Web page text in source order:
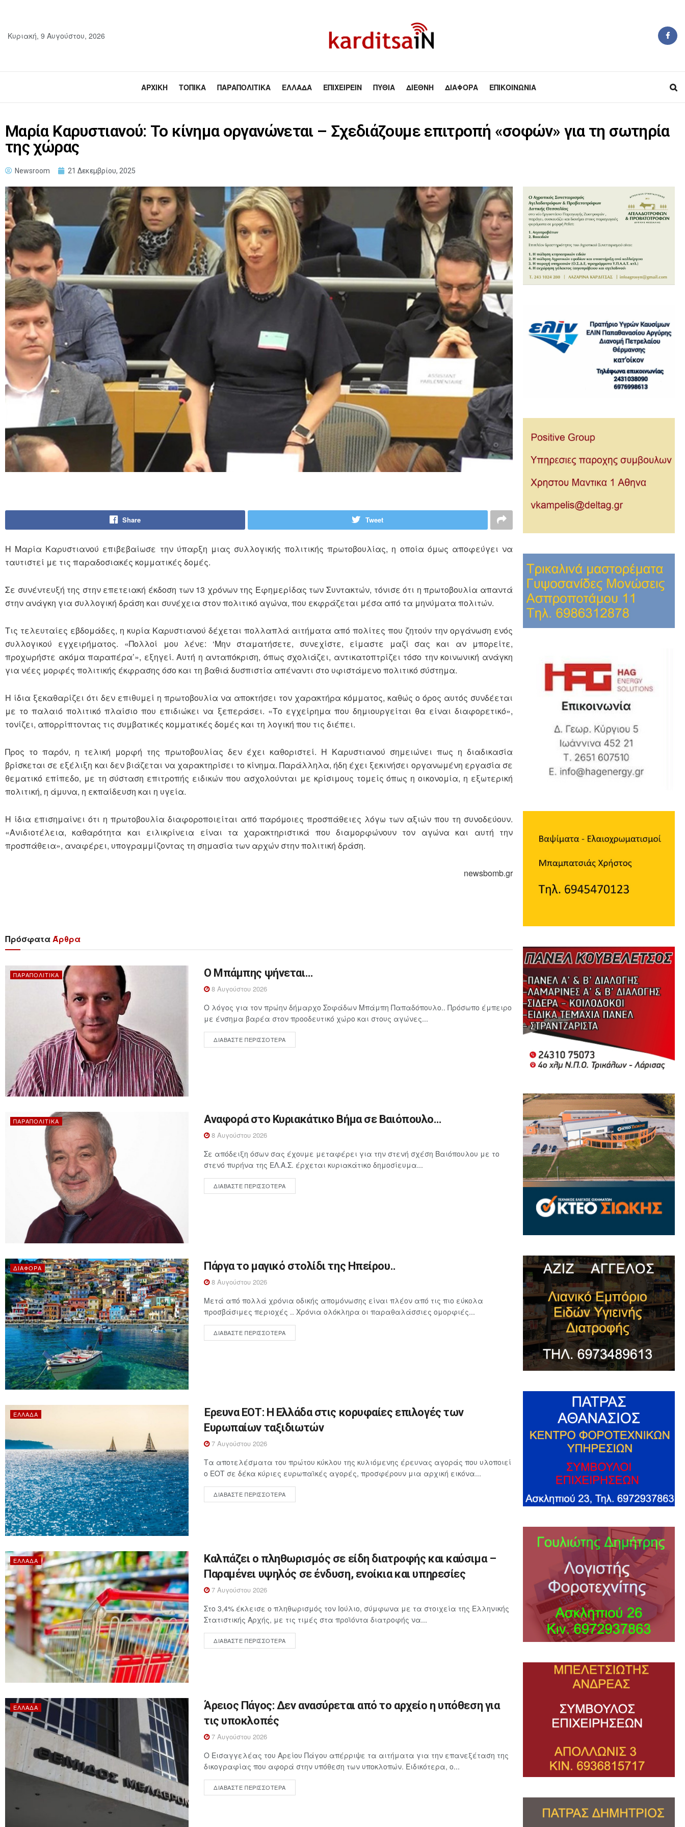
Κυριακή, 9 Αυγούστου, 2026
ΑΡΧΙΚΉ ΤΟΠΙΚΆ ΠΑΡΑΠΟΛΙΤΙΚΆ ΕΛΛΆΔΑ ΕΠΙΧΕΙΡΕΊΝ ΠΥΘΊΑ ΔΙΕΘΝΉ ΔΙΆΦΟΡΑ ΕΠΙΚΟΙΝΩΝΊΑ
Μαρία Καρυστιανού: Το κίνημα οργανώνεται – Σχεδιάζουμε επιτροπή «σοφών» για τη σωτηρία
της χώρας
Newsroom 21 Δεκεμβρίου, 2025
Share Tweet
Η Μαρία Καρυστιανού επιβεβαίωσε την ύπαρξη μιας συλλογικής πολιτικής πρωτοβουλίας, η οποία όμως αποφεύγει να
ταυτιστεί με τις παραδοσιακές κομματικές δομές.
Σε συνέντευξή της στην επετειακή έκδοση των 13 χρόνων της Εφημερίδας των Συντακτών, τόνισε ότι η πρωτοβουλία απαντά
στην ανάγκη για συλλογική δράση και συνέχεια στον πολιτικό αγώνα, που εκφράζεται μέσα από τα μηνύματα πολιτών.
Τις τελευταίες εβδομάδες, η κυρία Καρυστιανού δέχεται πολλαπλά αιτήματα από πολίτες που ζητούν την οργάνωση ενός
συλλογικού εγχειρήματος. «Πολλοί μου λένε: ‘Μην σταματήσετε, συνεχίστε, είμαστε μαζί σας και αν μπορείτε,
προχωρήστε ακόμα παραπέρα’», εξηγεί. Αυτή η ανταπόκριση, όπως σχολιάζει, αντικατοπτρίζει τόσο την κοινωνική ανάγκη
για νέες μορφές πολιτικής έκφρασης όσο και τη βαθιά δυσπιστία απέναντι στο υφιστάμενο πολιτικό σύστημα.
Η ίδια ξεκαθαρίζει ότι δεν επιθυμεί η πρωτοβουλία να αποκτήσει τον χαρακτήρα κόμματος, καθώς ο όρος αυτός συνδέεται
με το παλαιό πολιτικό πλαίσιο που επιδιώκει να ξεπεράσει. «Το εγχείρημα που δημιουργείται θα είναι διαφορετικό»,
τονίζει, απορρίπτοντας τις συμβατικές κομματικές δομές και τη λογική που τις διέπει.
Προς το παρόν, η τελική μορφή της πρωτοβουλίας δεν έχει καθοριστεί. Η Καρυστιανού σημειώνει πως η διαδικασία
βρίσκεται σε εξέλιξη και δεν βιάζεται να χαρακτηρίσει το κίνημα. Παράλληλα, ήδη έχει ξεκινήσει οργανωμένη εργασία σε
θεματικό επίπεδο, με τη σύσταση επιτροπής ειδικών που ασχολούνται με κρίσιμους τομείς όπως η οικονομία, η εξωτερική
πολιτική, η άμυνα, η εκπαίδευση και η υγεία.
Η ίδια επισημαίνει ότι η πρωτοβουλία διαφοροποιείται από παρόμοιες προσπάθειες λόγω των αξιών που τη συνοδεύουν.
«Ανιδιοτέλεια, καθαρότητα και ειλικρίνεια είναι τα χαρακτηριστικά που διαμορφώνουν τον αγώνα και αυτή την
προσπάθεια», αναφέρει, υπογραμμίζοντας τη σημασία των αρχών στην πολιτική δράση.
newsbomb.gr
ΠρόσφαταΆρθρα
ΠΑΡΑΠΟΛΙΤΙΚΆ Ο Μπάμπης ψήνεται…
8 Αυγούστου 2026
Ο λόγος για τον πρώην δήμαρχο Σοφάδων Μπάμπη Παπαδόπουλο.. Πρόσωπο έμπειρο
με ένσημα βαρέα στον προοδευτικό χώρο και στους αγώνες...
ΔΙΑΒΆΣΤΕ ΠΕΡΙΣΣΌΤΕΡΑ
ΠΑΡΑΠΟΛΙΤΙΚΆ Αναφορά στο Κυριακάτικο Βήμα σε Βαιόπουλο…
8 Αυγούστου 2026
Σε απόδειξη όσων σας έχουμε μεταφέρει για την στενή σχέση Βαιόπουλου με το
στενό πυρήνα της ΕΛ.Α.Σ. έρχεται κυριακάτικο δημοσίευμα...
ΔΙΑΒΆΣΤΕ ΠΕΡΙΣΣΌΤΕΡΑ
ΔΙΆΦΟΡΑ Πάργα το μαγικό στολίδι της Ηπείρου..
8 Αυγούστου 2026
Μετά από πολλά χρόνια οδικής απομόνωσης είναι πλέον από τις πιο εύκολα
προσβάσιμες περιοχές .. Χρόνια ολόκληρα οι παραθαλάσσιες ομορφιές...
ΔΙΑΒΆΣΤΕ ΠΕΡΙΣΣΌΤΕΡΑ
ΕΛΛΆΔΑ
Έρευνα ΕΟΤ: Η Ελλάδα στις κορυφαίες επιλογές των
Ευρωπαίων ταξιδιωτών
7 Αυγούστου 2026
Τα αποτελέσματα του πρώτου κύκλου της κυλιόμενης έρευνας αγοράς που υλοποιεί
ο ΕΟΤ σε δέκα κύριες ευρωπαϊκές αγορές, προσφέρουν μια αρχική εικόνα...
ΔΙΑΒΆΣΤΕ ΠΕΡΙΣΣΌΤΕΡΑ
ΕΛΛΆΔΑ
Καλπάζει ο πληθωρισμός σε είδη διατροφής και καύσιμα –
Παραμένει υψηλός σε ένδυση, ενοίκια και υπηρεσίες
7 Αυγούστου 2026
Στο 3,4% έκλεισε ο πληθωρισμός τον Ιούλιο, σύμφωνα με τα στοιχεία της Ελληνικής
Στατιστικής Αρχής, με τις τιμές στα προϊόντα διατροφής να...
ΔΙΑΒΆΣΤΕ ΠΕΡΙΣΣΌΤΕΡΑ
ΕΛΛΆΔΑ
Άρειος Πάγος: Δεν ανασύρεται από το αρχείο η υπόθεση για
τις υποκλοπές
7 Αυγούστου 2026
Ο Εισαγγελέας του Αρείου Πάγου απέρριψε τα αιτήματα για την επανεξέταση της
δικογραφίας που αφορά στην υπόθεση των υποκλοπών. Ειδικότερα, ο...
ΔΙΑΒΆΣΤΕ ΠΕΡΙΣΣΌΤΕΡΑ